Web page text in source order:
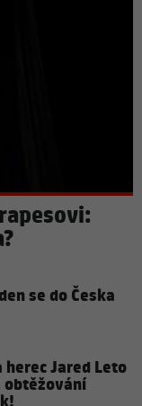
se do Česka
Jared Leto
obtěžování